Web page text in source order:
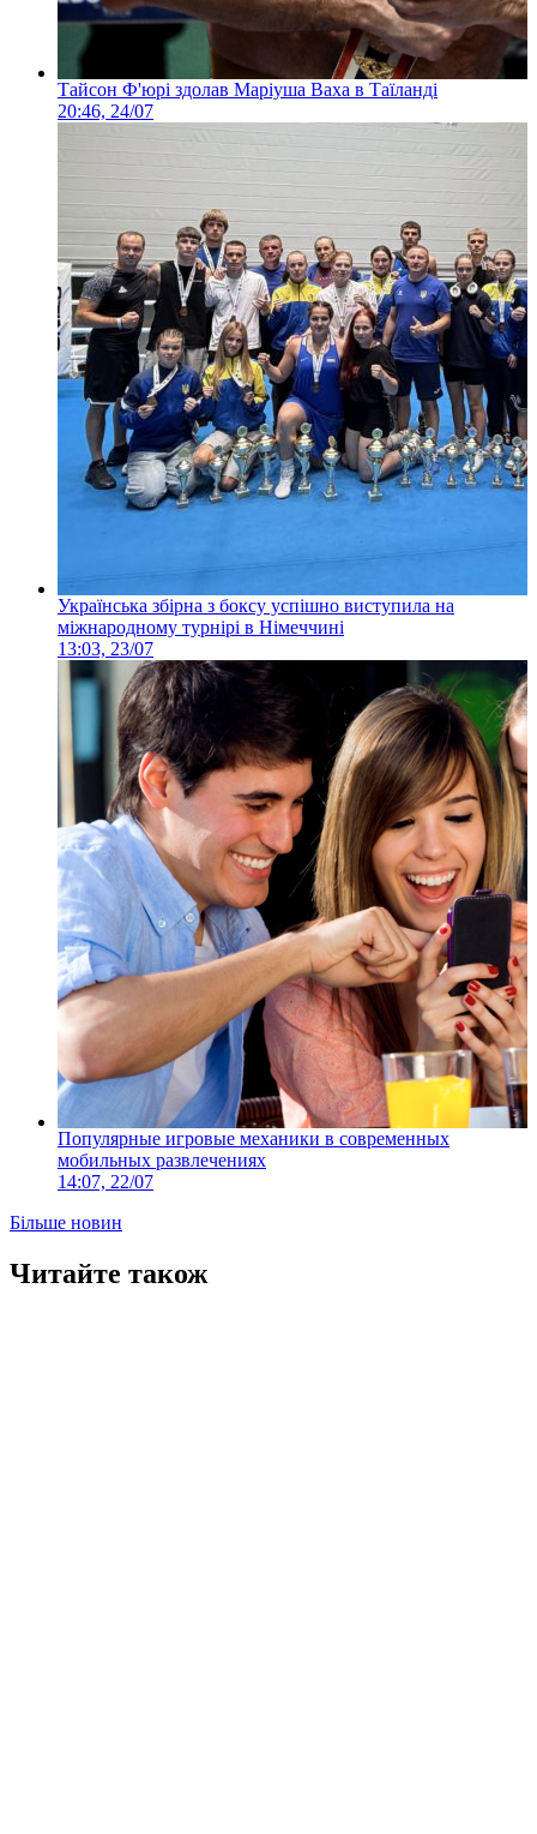
Тайсон Ф'юрі здолав Маріуша Ваха в Таїланді
20:46, 24/07
Українська збірна з боксу успішно виступила на
міжнародному турнірі в Німеччині
13:03, 23/07
Популярные игровые механики в современных
мобильных развлечениях
14:07, 22/07
Більше новин
Читайте також